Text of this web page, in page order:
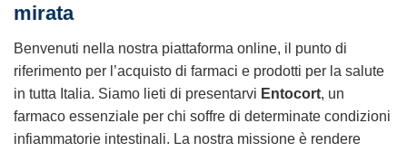
mirata
Benvenuti nella nostra piattaforma online, il punto di
riferimento per l’acquisto di farmaci e prodotti per la salute
in tutta Italia. Siamo lieti di presentarvi Entocort, un
farmaco essenziale per chi soffre di determinate condizioni
infiammatorie intestinali. La nostra missione è rendere